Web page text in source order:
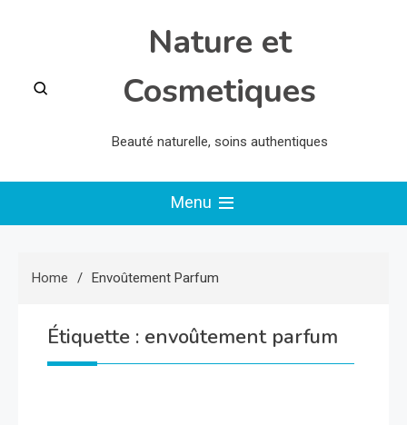
Nature et
Cosmetiques
Beauté naturelle, soins authentiques
Menu
Home Envoûtement Parfum
Étiquette : envoûtement parfum